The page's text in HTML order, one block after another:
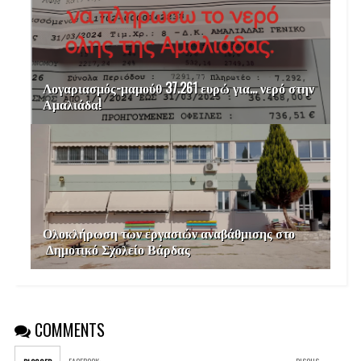
Λογαριασμός-μαμούθ 37.261 ευρώ για… νερό στην
Αμαλιάδα!
Ολοκλήρωση των εργασιών αναβάθμισης στο
Δημοτικό Σχολείο Βάρδας
COMMENTS